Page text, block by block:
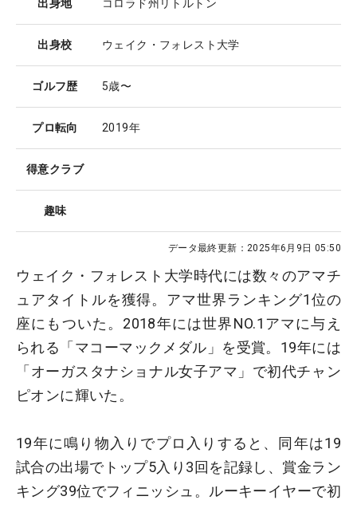
出身地 コロラド州リトルトン
出身校 ウェイク・フォレスト大学
ゴルフ歴 5歳〜
プロ転向 2019年
得意クラブ
趣味
データ最終更新： 2025年6月9日 05:50
ウェイク・フォレスト大学時代には数々のアマチ
ュアタイトルを獲得。アマ世界ランキング1位の
座にもついた。2018年には世界NO.1アマに与え
られる「マコーマックメダル」を受賞。19年には
「オーガスタナショナル女子アマ」で初代チャン
ピオンに輝いた。
19年に鳴り物入りでプロ入りすると、同年は19
試合の出場でトップ5入り3回を記録し、賞金ラン
キング39位でフィニッシュ。ルーキーイヤーで初